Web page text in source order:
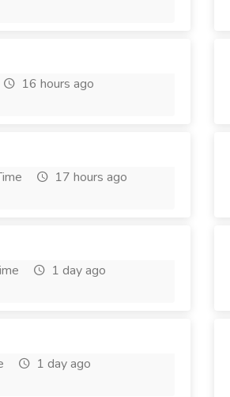
16 hours ago
17 hours ago
1 day ago
1 day ago